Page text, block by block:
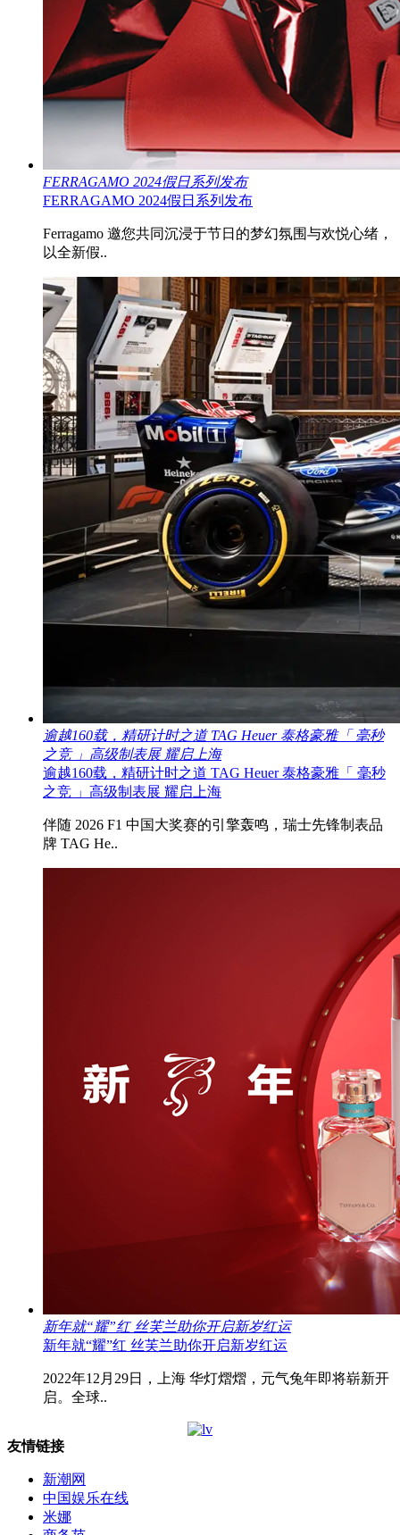
FERRAGAMO 2024假日系列发布
FERRAGAMO 2024假日系列发布
Ferragamo 邀您共同沉浸于节日的梦幻氛围与欢悦心绪，
以全新假..
逾越160载，精研计时之道 TAG Heuer 泰格豪雅「 毫秒
之竞 」高级制表展 耀启上海
逾越160载，精研计时之道 TAG Heuer 泰格豪雅「 毫秒
之竞 」高级制表展 耀启上海
伴随 2026 F1 中国大奖赛的引擎轰鸣，瑞士先锋制表品
牌 TAG He..
新年就“耀”红 丝芙兰助你开启新岁红运
新年就“耀”红 丝芙兰助你开启新岁红运
2022年12月29日，上海 华灯熠熠，元气兔年即将崭新开
启。全球..
友情链接
新潮网
中国娱乐在线
米娜